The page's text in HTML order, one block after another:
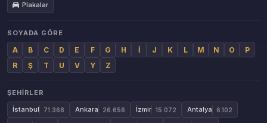
Plakalar
SOYADA GÖRE
A B C D E F G H İ J K L M N O
P
R
Ş T U V Y Z
ŞEHIRLER
İstanbul
71.368 Ankara 26.656 İzmir 15.072 Antalya 6.102